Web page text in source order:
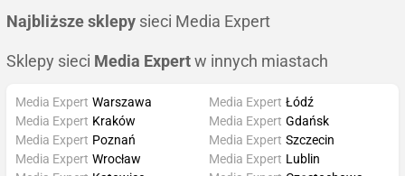
Najbliższe sklepy sieci Media Expert
Sklepy sieci Media Expert w innych miastach
Media Expert Warszawa
Media Expert Kraków
Media Expert Poznań
Media Expert Wrocław
Media Expert Łódź
Media Expert Gdańsk
Media Expert Szczecin
Media Expert Lublin